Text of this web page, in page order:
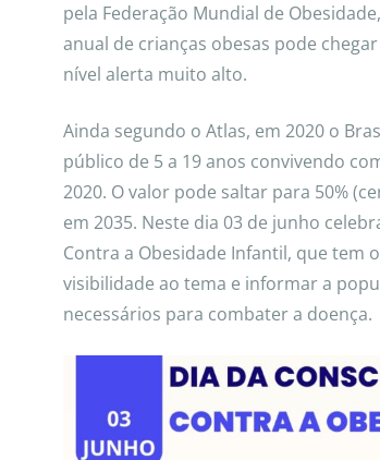
pela Federação Mundial de
anual de crianças obesas pode
nível alerta muito alto.
Ainda segundo o Atlas, em 2020 o
público de 5 a 19 anos convivendo
2020. O valor pode saltar para 50%
em 2035. Neste dia 03 de junho
Contra a Obesidade Infantil, que tem
visibilidade ao tema e informar a
necessários para combater a doença.